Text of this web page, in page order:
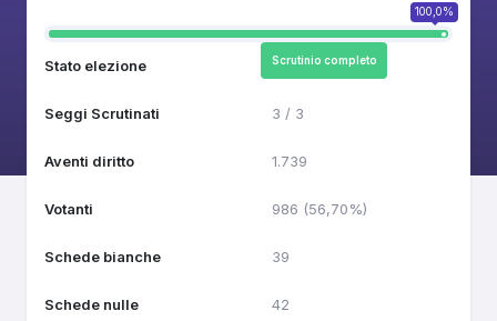
100,0%
Stato elezione Scrutinio completo
Seggi Scrutinati 3 / 3
Aventi diritto 1.739
Votanti 986 (56,70%)
Schede bianche 39
Schede nulle 42